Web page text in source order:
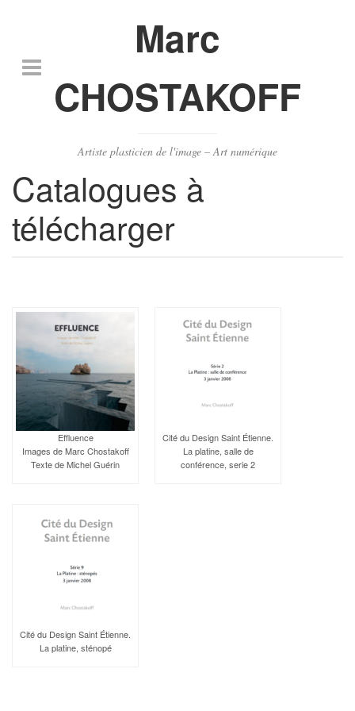
Marc
CHOSTAKOFF
Artiste plasticien de l'image – Art numérique
Catalogues à
télécharger
Effluence
Images de Marc Chostakoff
Texte de Michel Guérin
Cité du Design Saint Étienne.
La platine, salle de
conférence, serie 2
Cité du Design Saint Étienne.
La platine, sténopé